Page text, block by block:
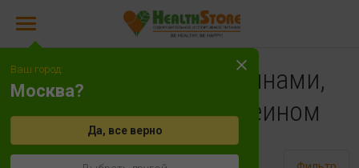
Изотоники с витаминами,
минералами и кофеином
Ваш город:
Москва?
Да, все верно